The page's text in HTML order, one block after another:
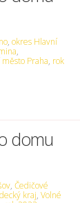
,okres Hlavní
,
Praha, rok
domu
,Čedičové
kraj,Volné